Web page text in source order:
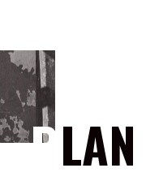
PLAN